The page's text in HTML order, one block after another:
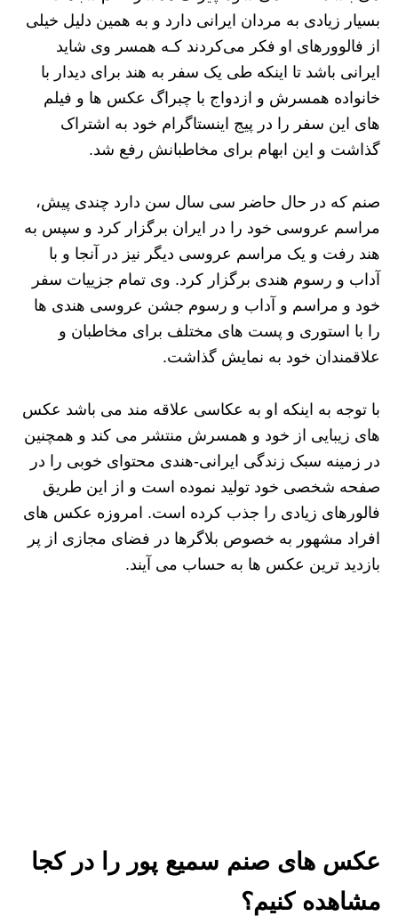
بسیار زیادی به مردان ایرانی دارد و به همین دلیل خیلی
از فالوورهای او فکر می‌کردند کـه همسر وی شاید
ایرانی باشد تا اینکه طی یک سفر به هند برای دیدار با
خانواده همسرش و ازدواج با چبراگ عکس ها و فیلم
های این سفر را در پیج اینستاگرام خود به اشتراک
گذاشت و این ابهام برای مخاطبانش رفع شد.
صنم که در حال حاضر سی سال سن دارد چندی پیش،
مراسم عروسی خود را در ایران برگزار کرد و سپس به
هند رفت و یک مراسم عروسی دیگر نیز در آنجا و با
آداب و رسوم هندی برگزار کرد. وی تمام جزییات سفر
خود و مراسم و آداب و رسوم جشن عروسی هندی ها
را با استوری و پست های مختلف برای مخاطبان و
علاقمندان خود به نمایش گذاشت.
با توجه به اینکه او به عکاسی علاقه مند می باشد عکس
های زیبایی از خود و همسرش منتشر می کند و همچنین
در زمینه سبک زندگی ایرانی-هندی محتوای خوبی را در
صفحه شخصی خود تولید نموده است و از این طریق
فالورهای زیادی را جذب کرده است. امروزه عکس های
افراد مشهور به خصوص بلاگرها در فضای مجازی از پر
بازدید ترین عکس ها به حساب می آیند.
عکس های صنم سمیع پور را در کجا
مشاهده کنیم؟